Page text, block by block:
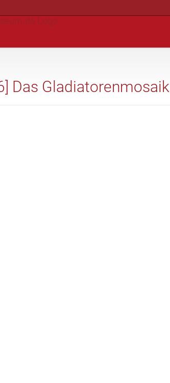
Das Gladiatorenmosaik